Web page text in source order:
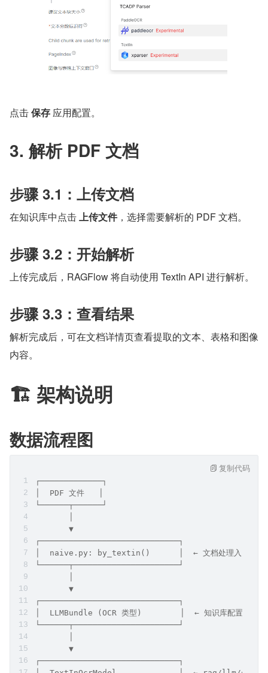
点击 保存 应用配置。
3. 解析 PDF 文档
步骤 3.1：上传文档
在知识库中点击 ​上传文件​，选择需要解析的 PDF 文档。
步骤 3.2：开始解析
上传完成后，RAGFlow 将自动使用 TextIn API 进行解析。
步骤 3.3：查看结果
解析完成后，可在文档详情页查看提取的文本、表格和图像
内容。
🏗️ 架构说明
数据流程图
┌─────────────┐
│  PDF 文件   │
└──────┬──────┘
       ▼
┌─────────────────────────────┐
│  naive.py: by_textin()      │  ← 文档处理入口
└──────┬──────────────────────┘
       ▼
┌─────────────────────────────┐
│  LLMBundle (OCR 类型)        │  ← 知识库配置的
└──────┬──────────────────────┘
       ▼
┌─────────────────────────────┐
复制代码